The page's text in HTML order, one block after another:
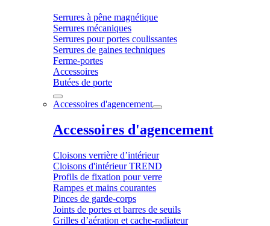
Serrures à pêne magnétique
Serrures mécaniques
Serrures pour portes coulissantes
Serrures de gaines techniques
Ferme-portes
Accessoires
Butées de porte
Accessoires d'agencement
Accessoires d'agencement
Cloisons verrière d’intérieur
Cloisons d'intérieur TREND
Profils de fixation pour verre
Rampes et mains courantes
Pinces de garde-corps
Joints de portes et barres de seuils
Grilles d’aération et cache-radiateur